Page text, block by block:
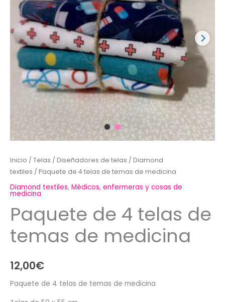
Inicio / Telas / Diseñadores de telas / Diamond
textiles / Paquete de 4 telas de temas de medicina
Diamond textiles, Médicos, enfermeras y cosas de
medicina
Paquete de 4 telas de
temas de medicina
12,00€
Paquete de 4 telas de temas de medicina